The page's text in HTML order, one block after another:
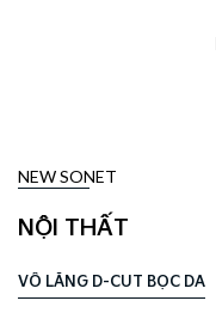
NEW SONET
NỘI THẤT
VÔ LĂNG D-CUT​ BỌC DA